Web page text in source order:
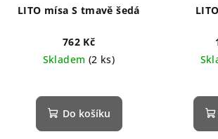
LITO mísa S tmavě šedá
762 Kč
Skladem (2 ks)
Do košíku